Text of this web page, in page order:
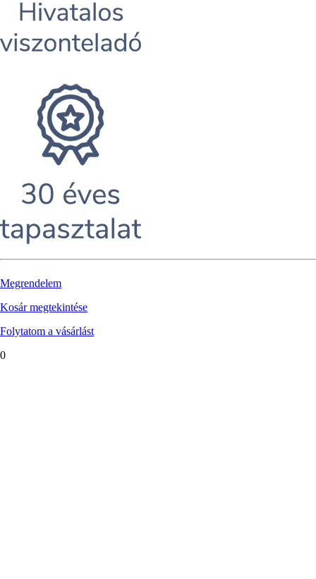
Megrendelem
Kosár megtekintése
Folytatom a vásárlást
0